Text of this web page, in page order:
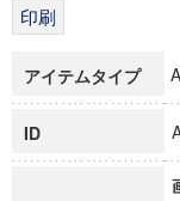
博士課程教
アイテムタイプ
ID